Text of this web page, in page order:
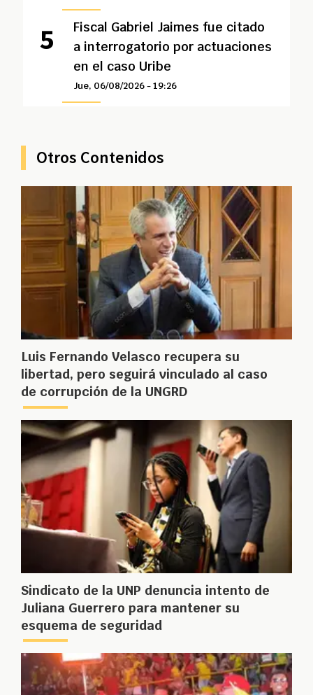
Fiscal Gabriel Jaimes fue citado
a interrogatorio por actuaciones
en el caso Uribe
Jue, 06/08/2026 - 19:26
Otros Contenidos
Luis Fernando Velasco recupera su
libertad, pero seguirá vinculado al caso
de corrupción de la UNGRD
Sindicato de la UNP denuncia intento de
Juliana Guerrero para mantener su
esquema de seguridad